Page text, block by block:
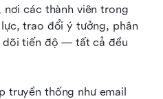
các thành viên trong
trao đổi ý tưởng, phân
dõi tiến độ — tất cả đều
truyền thống như email